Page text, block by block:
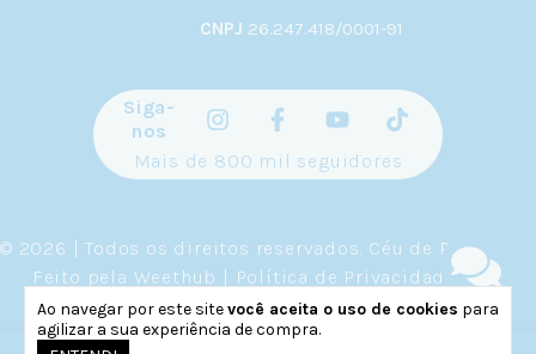
Ao navegar por este sitevocê aceita o uso de cookies para
agilizar a sua experiência de compra.
CNPJ 26.247.418/0001-91
Siga-
nos
Mais de 800 mil seguidores
© 2026 | Todos os direitos reservados. Céu de Prata
Feito pela Weethub | Política de Privacidade.